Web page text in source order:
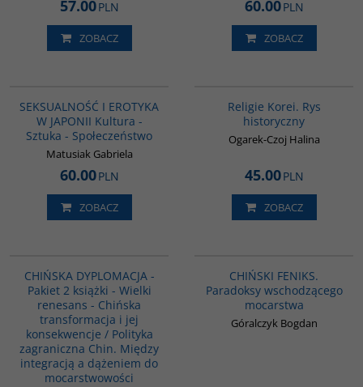
57.00PLN
ZOBACZ
60.00PLN
ZOBACZ
SEKSUALNOŚĆ I EROTYKA
W JAPONII Kultura -
Sztuka - Społeczeństwo
Matusiak Gabriela
60.00PLN
ZOBACZ
Religie Korei. Rys
historyczny
Ogarek-Czoj Halina
45.00PLN
ZOBACZ
CHIŃSKA DYPLOMACJA -
Pakiet 2 książki - Wielki
renesans - Chińska
transformacja i jej
konsekwencje / Polityka
zagraniczna Chin. Między
integracją a dążeniem do
mocarstwowości
CHIŃSKI FENIKS.
Paradoksy wschodzącego
mocarstwa
Góralczyk Bogdan